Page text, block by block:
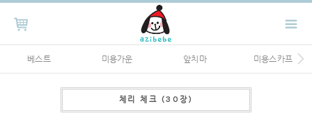
베스트 미용가운 앞치마 미용스카프
체리 체크 (30장)